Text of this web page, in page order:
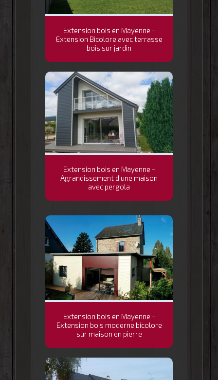
Extension bois en Mayenne -
Extension Bicolore avec terrasse
bois sur jardin
Extension bois en Mayenne -
Agrandissement d'une maison
avec pergola
Extension bois en Mayenne -
Extension bois moderne bicolore
sur maison en pierre